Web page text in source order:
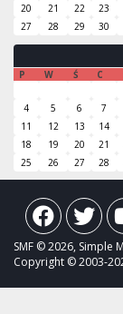
20
21 22 23
27
28 29 30
P W Ś C
4
5 6 7
11
12 13 14
18
19 20 21
25
26 27 28
SMF © 2026, Simple
Copyright © 2003-